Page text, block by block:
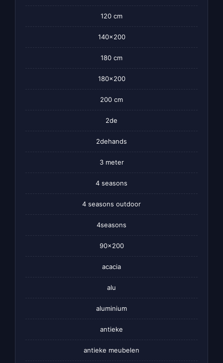
120 cm
140×200
180 cm
180×200
200 cm
2de
2dehands
3 meter
4 seasons
4 seasons outdoor
4seasons
90×200
acacia
alu
aluminium
antieke
antieke meubelen